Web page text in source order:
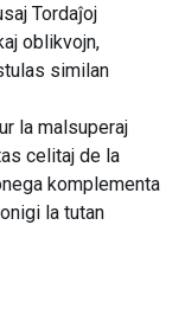
Tordaĵoj
oblikvojn,
similan
la malsuperaj
celitaj de la
komplementa
la tutan